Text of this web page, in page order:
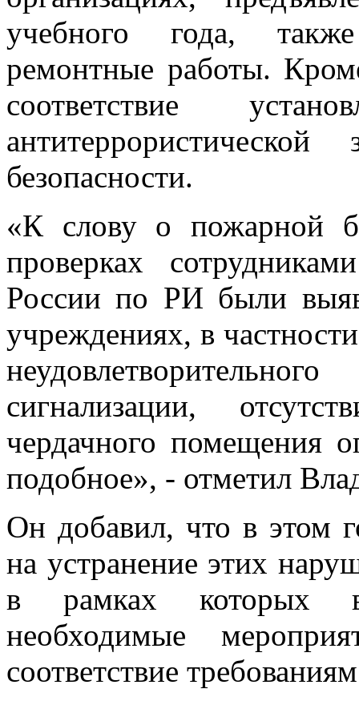
учебного года,
ремонтные работы.
соответствие
безопасности.
«К слову о пожарной
проверках
России по РИ были
учреждениях, в
сигнализации,
чердачного помещения
подобное», - отметил
Он добавил, что в этом
на устранение этих
в рамках которых
необходимые
соответствие